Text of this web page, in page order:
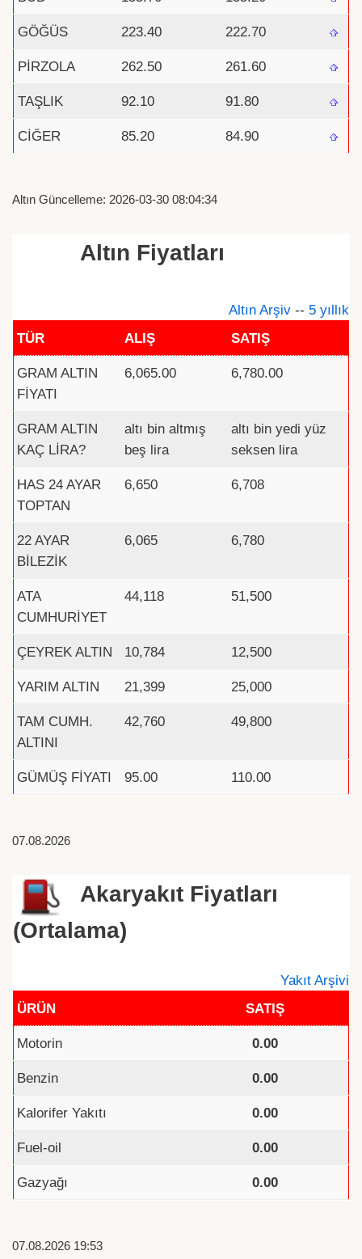
GÖĞÜS 223.40 222.70
PİRZOLA 262.50 261.60
TAŞLIK 92.10 91.80
CİĞER 85.20 84.90
Altın Güncelleme: 2026-03-30 08:04:34
Altın Fiyatları
Altın Arşiv -- 5 yıllık
TÜR
ALIŞ SATIŞ
GRAM ALTIN
FİYATI
6,065.00 6,780.00
GRAM ALTIN
KAÇ LİRA?
altı bin altmış
beş lira
altı bin yedi yüz
seksen lira
HAS 24 AYAR
TOPTAN
6,650 6,708
22 AYAR
BİLEZİK
6,065 6,780
ATA
CUMHURİYET
44,118 51,500
ÇEYREK ALTIN 10,784 12,500
YARIM ALTIN 21,399 25,000
TAM CUMH.
ALTINI
42,760 49,800
GÜMÜŞ FİYATI 95.00 110.00
07.08.2026
Akaryakıt Fiyatları
(Ortalama)
Yakıt Arşivi
ÜRÜN
SATIŞ
Motorin 0.00
Benzin 0.00
Kalorifer Yakıtı 0.00
Fuel-oil 0.00
Gazyağı 0.00
07.08.2026 19:53